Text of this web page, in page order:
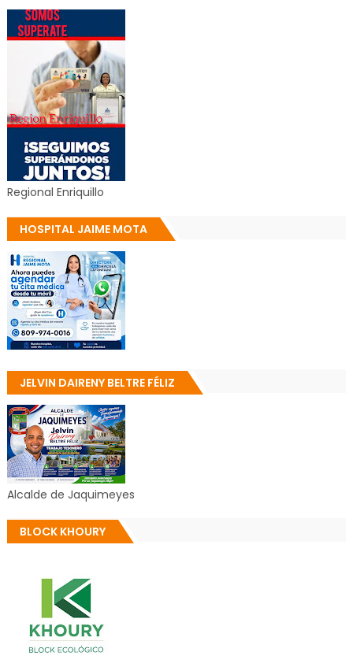
Regional Enriquillo
HOSPITAL JAIME MOTA
JELVIN DAIRENY BELTRE FÉLIZ
Alcalde de Jaquimeyes
BLOCK KHOURY